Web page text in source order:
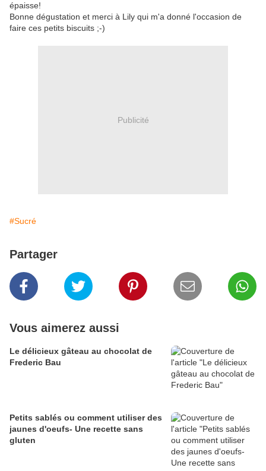
épaisse!
Bonne dégustation et merci à Lily qui m'a donné l'occasion de
faire ces petits biscuits ;-)
Publicité
#Sucré
Partager
Vous aimerez aussi
Le délicieux gâteau au chocolat de
Frederic Bau
Petits sablés ou comment utiliser des
jaunes d'oeufs- Une recette sans
gluten